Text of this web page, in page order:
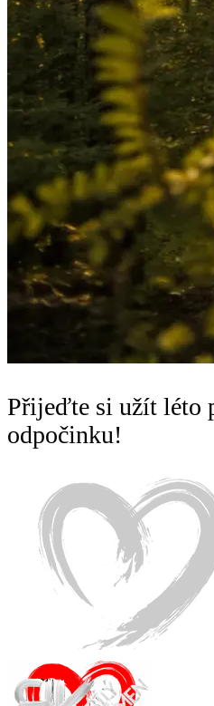
Přijeďte si užít léto
odpočinku!